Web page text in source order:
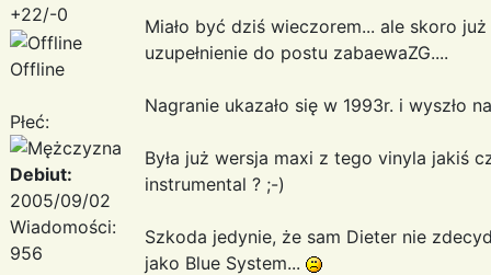
+22/-0
Offline
Płeć:
Debiut:
2005/09/02
Wiadomości:
956
Miało być dziś wieczorem... ale skoro
uzupełnienie do postu zabaewaZG....
Nagranie ukazało się w 1993r. i wyszło
Była już wersja maxi z tego vinyla jakiś
instrumental ? ;-)
Szkoda jedynie, że sam Dieter nie
jako Blue System...